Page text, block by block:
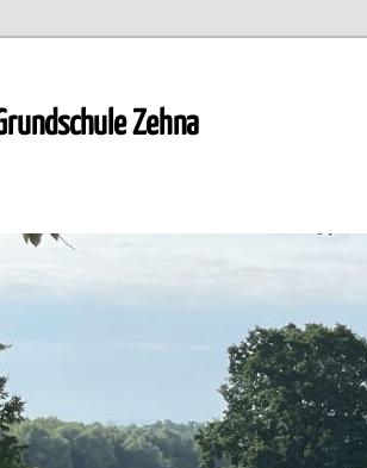
Zehna